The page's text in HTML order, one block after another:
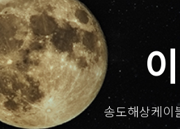
송도해상케이